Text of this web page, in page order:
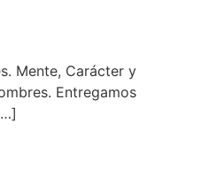
Mente, Carácter y
Entregamos